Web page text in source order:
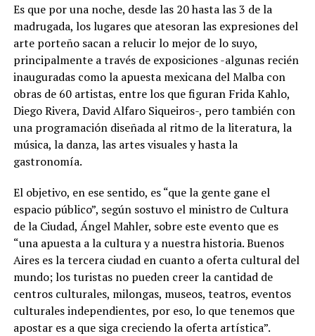
Es que por una noche, desde las 20 hasta las 3 de la
madrugada, los lugares que atesoran las expresiones del
arte porteño sacan a relucir lo mejor de lo suyo,
principalmente a través de exposiciones -algunas recién
inauguradas como la apuesta mexicana del Malba con
obras de 60 artistas, entre los que figuran Frida Kahlo,
Diego Rivera, David Alfaro Siqueiros-, pero también con
una programación diseñada al ritmo de la literatura, la
música, la danza, las artes visuales y hasta la
gastronomía.
El objetivo, en ese sentido, es “que la gente gane el
espacio público”, según sostuvo el ministro de Cultura
de la Ciudad, Ángel Mahler, sobre este evento que es
“una apuesta a la cultura y a nuestra historia. Buenos
Aires es la tercera ciudad en cuanto a oferta cultural del
mundo; los turistas no pueden creer la cantidad de
centros culturales, milongas, museos, teatros, eventos
culturales independientes, por eso, lo que tenemos que
apostar es a que siga creciendo la oferta artística”.